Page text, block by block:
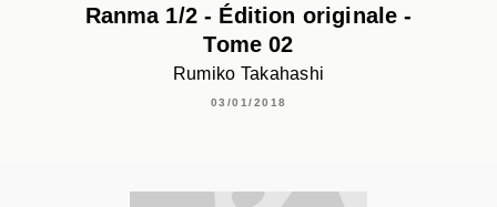
Ranma 1/2 - Édition originale -
Tome 02
Rumiko Takahashi
03/01/2018